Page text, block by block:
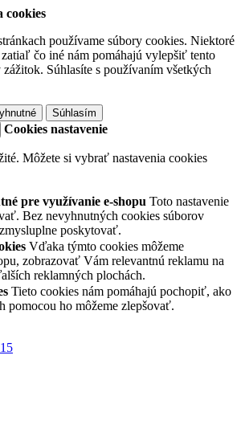
cookies
používame súbory cookies. Niektoré
čo iné nám pomáhajú vylepšiť tento
Súhlasíte s používaním všetkých
Súhlasím
Cookies nastavenie
Môžete si vybrať nastavenia cookies
pre využívanie e-shopu Toto nastavenie
Bez nevyhnutných cookies súborov
poskytovať.
Vďaka týmto cookies môžeme
zobrazovať Vám relevantnú reklamu na
reklamných plochách.
Tieto cookies nám pomáhajú pochopiť, ako
pomocou ho môžeme zlepšovať.